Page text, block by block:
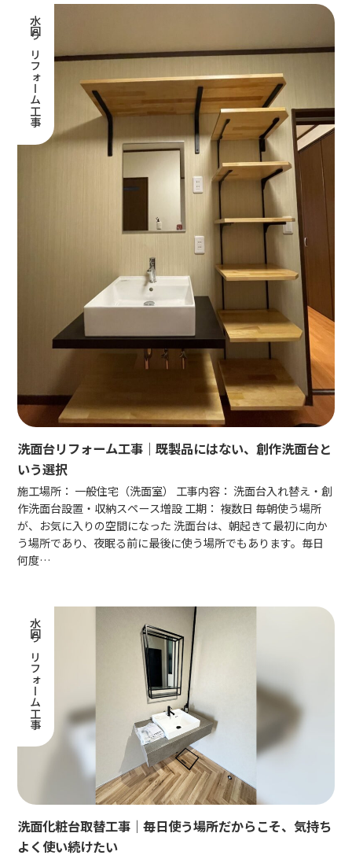
水回りリフォーム工事
洗面台リフォーム工事｜既製品にはない、創作洗面台と
いう選択
施工場所： 一般住宅（洗面室） 工事内容： 洗面台入れ替え・創
作洗面台設置・収納スペース増設 工期： 複数日 毎朝使う場所
が、お気に入りの空間になった 洗面台は、朝起きて最初に向か
う場所であり、夜眠る前に最後に使う場所でもあります。毎日
何度…
水回りリフォーム工事
洗面化粧台取替工事｜毎日使う場所だからこそ、気持ち
よく使い続けたい